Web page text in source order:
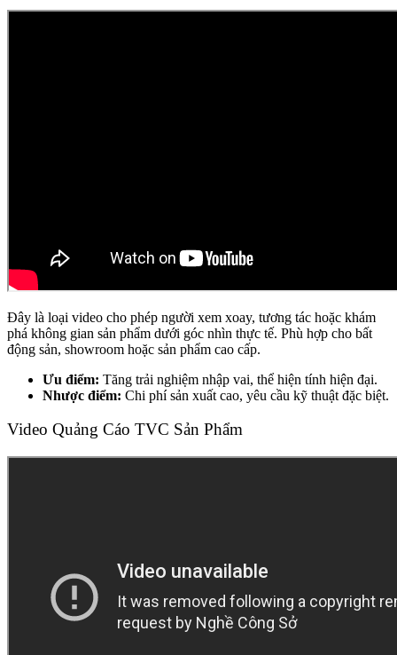
Đây là loại video cho phép người xem xoay, tương tác hoặc khám
phá không gian sản phẩm dưới góc nhìn thực tế. Phù hợp cho bất
động sản, showroom hoặc sản phẩm cao cấp.
Ưu điểm: Tăng trải nghiệm nhập vai, thể hiện tính hiện đại.
Nhược điểm: Chi phí sản xuất cao, yêu cầu kỹ thuật đặc biệt.
Video Quảng Cáo TVC Sản Phẩm